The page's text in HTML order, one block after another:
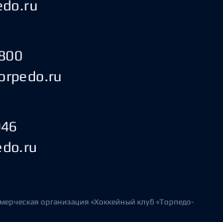
организация «Хоккейный клуб «Торпедо-